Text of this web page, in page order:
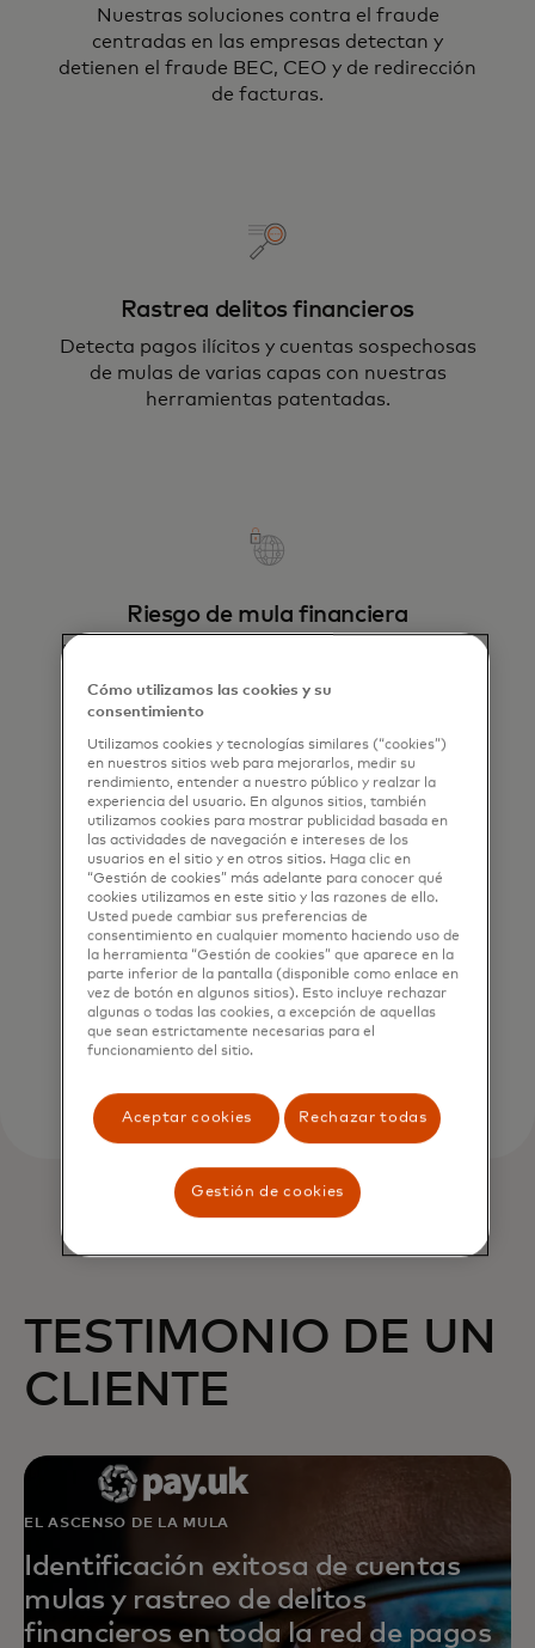
Nuestras soluciones contra el fraude
centradas en las empresas detectan y
detienen el fraude BEC, CEO y de redirección
de facturas.
Rastrea delitos financieros
Detecta pagos ilícitos y cuentas sospechosas
de mulas de varias capas con nuestras
herramientas patentadas.
Riesgo de mula financiera
Identifica y cierra cuentas mulas ocultas con
Verifica el nombre de la cuenta
Valida las solicitudes de pago en tiempo real
con nuestro sistema de puntuación de
probabilidad basado en datos.
TESTIMONIO DE UN
CLIENTE
EL ASCENSO DE LA MULA
Identificación exitosa de cuentas
mulas y rastreo de delitos
financieros en toda la red de pagos
Cómo utilizamos las cookies y su
consentimiento
Utilizamos cookies y tecnologías similares (“cookies”)
en nuestros sitios web para mejorarlos, medir su
rendimiento, entender a nuestro público y realzar la
experiencia del usuario. En algunos sitios, también
utilizamos cookies para mostrar publicidad basada en
las actividades de navegación e intereses de los
usuarios en el sitio y en otros sitios. Haga clic en
“Gestión de cookies” más adelante para conocer qué
cookies utilizamos en este sitio y las razones de ello.
Usted puede cambiar sus preferencias de
consentimiento en cualquier momento haciendo uso de
la herramienta “Gestión de cookies” que aparece en la
parte inferior de la pantalla (disponible como enlace en
vez de botón en algunos sitios). Esto incluye rechazar
algunas o todas las cookies, a excepción de aquellas
que sean estrictamente necesarias para el
funcionamiento del sitio.
Aceptar cookies Rechazar todas
Gestión de cookies